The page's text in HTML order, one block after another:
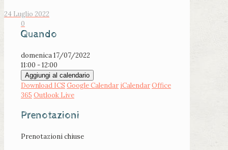
24 Luglio 2022
0
Quando
domenica 17/07/2022
11:00 - 12:00
Aggiungi al calendario
Download ICS Google Calendar iCalendarOffice
365 Outlook Live
Prenotazioni
Prenotazioni chiuse